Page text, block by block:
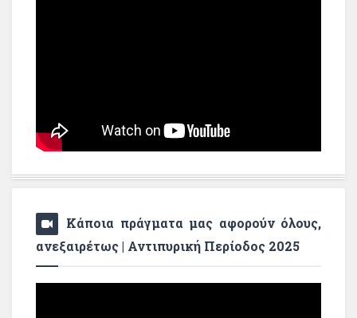
Κάποια πράγματα μας αφορούν όλους,
ανεξαιρέτως | Αντιπυρική Περίοδος 2025